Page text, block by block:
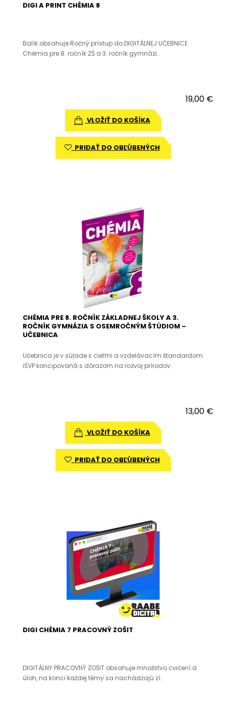
DIGI A PRINT CHÉMIA 8
Balík obsahuje:Ročný prístup do DIGITÁLNEJ UČEBNICE
Chémia pre 8. ročník ZŠ a 3. ročník gymnázi..
19,00 €
VLOŽIŤ DO KOŠÍKA
PRIDAŤ DO OBĽÚBENÝCH
CHÉMIA PRE 8. ROČNÍK ZÁKLADNEJ ŠKOLY A 3.
ROČNÍK GYMNÁZIA S OSEMROČNÝM ŠTÚDIOM –
UČEBNICA
Učebnica je v súlade s cieľmi a vzdelávacím štandardom
iŠVP koncipovaná s dôrazom na rozvoj prírodov..
13,00 €
VLOŽIŤ DO KOŠÍKA
PRIDAŤ DO OBĽÚBENÝCH
DIGI CHÉMIA 7 PRACOVNÝ ZOŠIT
DIGITÁLNY PRACOVNÝ ZOŠIT obsahuje množstvo cvičení a
úloh, na konci každej témy sa nachádzajú zí..